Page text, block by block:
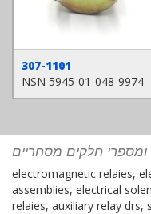
307-1101
NSN 5945-01-048-9974
חלקים מסחריים
electromagnetic relaies,
assemblies, electrical